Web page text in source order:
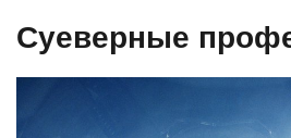
Суеверные